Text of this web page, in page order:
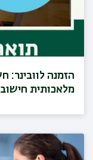
הזמנה
מלאכותית